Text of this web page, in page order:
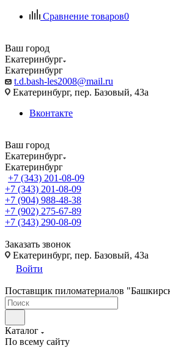
Сравнение товаров0
Ваш город
Екатеринбург
Екатеринбург
t.d.bash-les2008@mail.ru
Екатеринбург, пер. Базовый, 43а
Вконтакте
Ваш город
Екатеринбург
Екатеринбург
+7 (343) 201-08-09
+7 (343) 201-08-09
+7 (904) 988-48-38
+7 (902) 275-67-89
+7 (343) 290-08-09
Заказать звонок
Екатеринбург, пер. Базовый, 43а
Войти
Поставщик пиломатериалов
Каталог
По всему сайту